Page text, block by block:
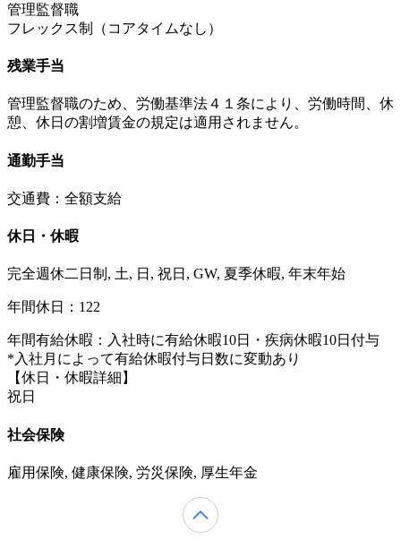
管理監督職
フレックス制（コアタイムなし）
残業手当
管理監督職のため、労働基準法４１条により、労働時間、休
憩、休日の割増賃金の規定は適用されません。
通勤手当
交通費：全額支給
休日・休暇
完全週休二日制, 土, 日, 祝日, GW, 夏季休暇, 年末年始
年間休日：122
年間有給休暇：入社時に有給休暇10日・疾病休暇10日付与
*入社月によって有給休暇付与日数に変動あり
【休日・休暇詳細】
祝日
社会保険
雇用保険, 健康保険, 労災保険, 厚生年金